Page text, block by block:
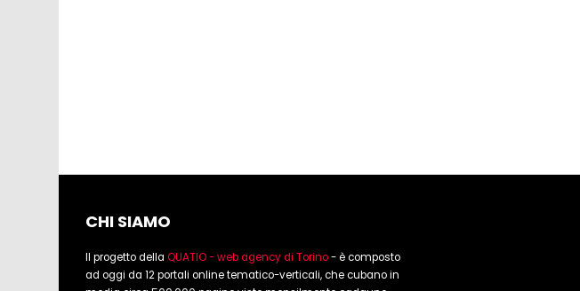
CHI SIAMO
Il progetto della QUATIO - web agency di Torino- è composto
ad oggi da 12 portali online tematico-verticali, che cubano in